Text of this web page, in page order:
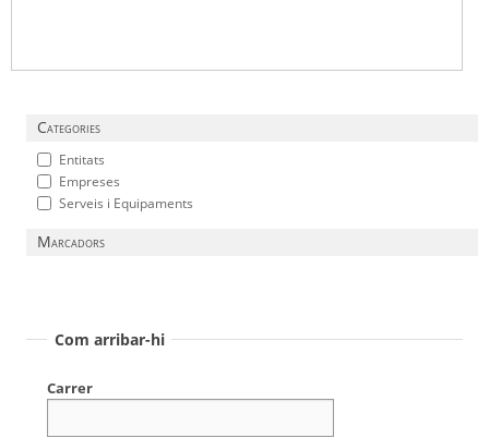
Categories
Entitats
Empreses
Serveis i Equipaments
Marcadors
Com arribar-hi
Carrer